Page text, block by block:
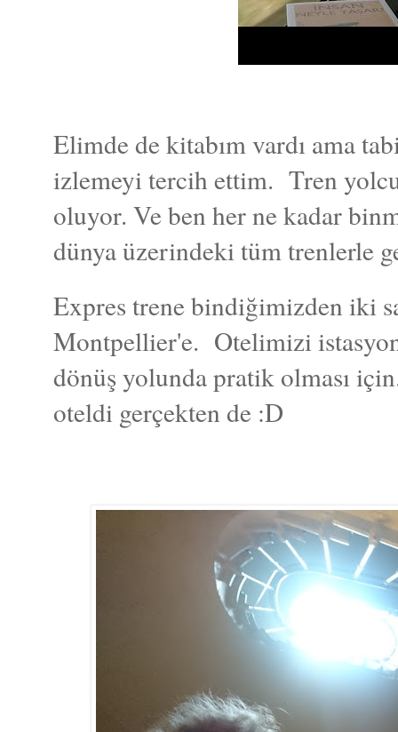
Elimde de kitabım vardı ama
izlemeyi tercih ettim. Tren
oluyor. Ve ben her ne kadar
dünya üzerindeki tüm trenlerle
Expres trene bindiğimizden iki
Montpellier'e. Otelimizi
dönüş yolunda pratik olması
oteldi gerçekten de :D